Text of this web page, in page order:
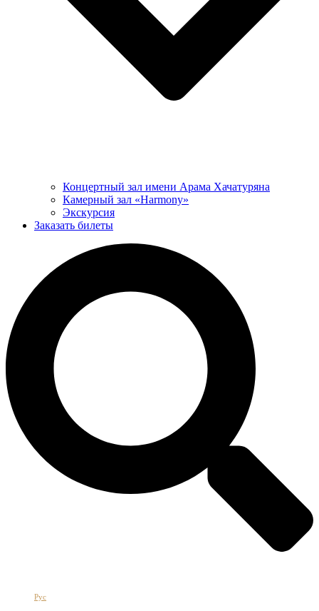
Концертный зал имени Арама Хачатуряна
Камерный зал «Harmony»
Экскурсия
Заказать билеты
Рус